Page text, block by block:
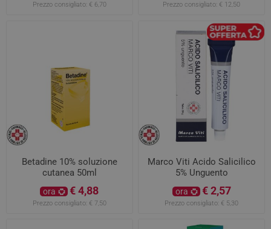
Prezzo consigliato: € 6,70 Prezzo consigliato: € 12,50
Betadine 10% soluzione
cutanea 50ml
ora € 4,88
Prezzo consigliato: € 7,50
Marco Viti Acido Salicilico
5% Unguento
ora € 2,57
Prezzo consigliato: € 5,30